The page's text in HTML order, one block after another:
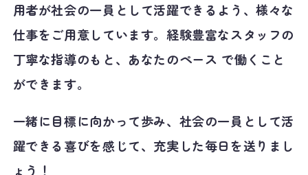
用者が社会の一員として活躍できるよう、様々な
仕事をご用意しています。経験豊富なスタッフの
丁寧な指導のもと、あなたのペース で働くこと
ができます。
一緒に目標に向かって歩み、社会の一員として活
躍できる喜びを感じて、充実した毎日を送りまし
ょう！